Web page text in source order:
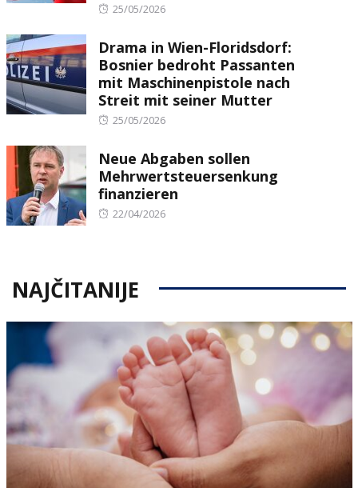
Posted
25/05/2026
Drama in Wien-Floridsdorf:
Bosnier bedroht Passanten
mit Maschinenpistole nach
Streit mit seiner Mutter
Posted
25/05/2026
Neue Abgaben sollen
Mehrwertsteuersenkung
finanzieren
Posted
22/04/2026
NAJČITANIJE